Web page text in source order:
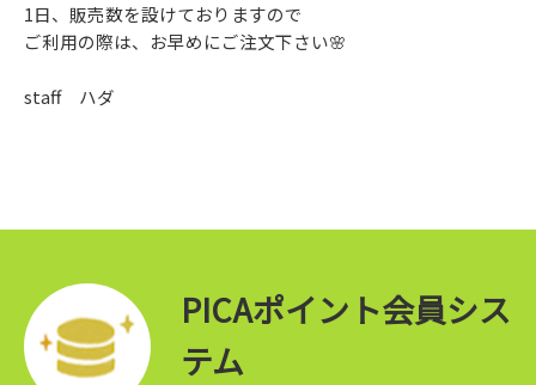
1日、販売数を設けておりますので
ご利用の際は、お早めにご注文下さい🌸
staff ハダ
PICAポイント会員シス
テム